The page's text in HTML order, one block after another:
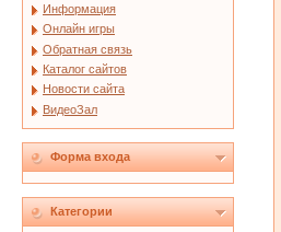
Информация
Онлайн игры
Обратная связь
Каталог сайтов
Новости сайта
ВидеоЗал
Форма входа
Категории